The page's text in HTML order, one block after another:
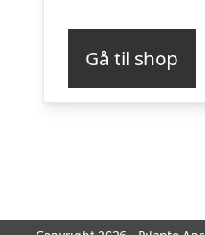
Gå til shop